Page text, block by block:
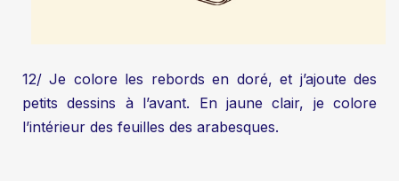
12/ Je colore les rebords en doré, et j’ajoute des
petits dessins à l’avant. En jaune clair, je colore
l’intérieur des feuilles des arabesques.